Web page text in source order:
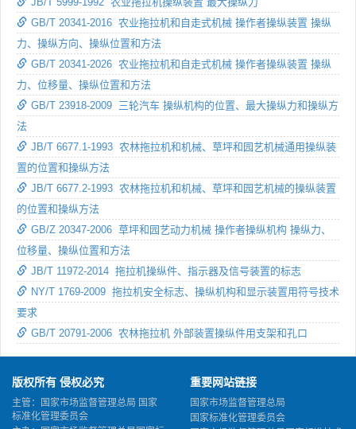
GB/T 20341-2016 农业拖拉机和自走式机械 操作者操纵装置 操纵
力、操纵方向、操纵位置和方法
GB/T 20341-2026 农业拖拉机和自走式机械 操作者操纵装置 操纵
力、位移量、操纵位置和方法
GB/T 23918-2009 三轮汽车 操纵机构的位置、最大操纵力和操纵方
法
JB/T 6677.1-1993 农林拖拉机和机械、草坪和园艺机械通用操纵装
置的位置和操纵方法
JB/T 6677.2-1993 农林拖拉机和机械、草坪和园艺机械的操纵装置
的位置和操纵方法
GB/Z 20347-2006 草坪和园艺动力机械 操作者操纵机构 操纵力、
位移量、操纵位置和方法
JB/T 11972-2014 拖拉机操纵件、指示器及信号装置的标志
NY/T 1769-2009 拖拉机安全标志、操纵机构和显示装置用符号技术
要求
GB/T 20791-2006 农林拖拉机 外部装置操纵件用支架和孔口
版权所有 侵权必究
主管：国家市场监督管理总局 国家
标准化管理委员会
重要网站链接
国家市场监督管理总局
国家标准化管理委员会